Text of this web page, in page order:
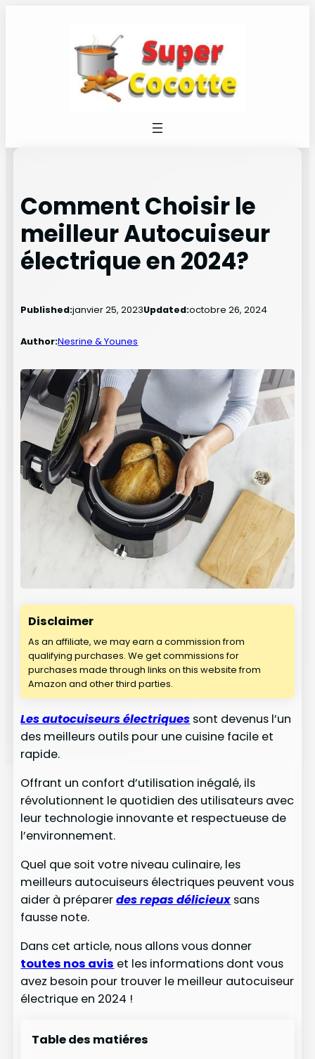
Comment Choisir le
meilleur Autocuiseur
électrique en 2024?
Published:janvier 25, 2023Updated:octobre 26, 2024
Author:Nesrine & Younes
Disclaimer
As an affiliate, we may earn a commission from
qualifying purchases. We get commissions for
purchases made through links on this website from
Amazon and other third parties.
Les autocuiseurs électriques sont devenus l’un
des meilleurs outils pour une cuisine facile et
rapide.
Offrant un confort d’utilisation inégalé, ils
révolutionnent le quotidien des utilisateurs avec
leur technologie innovante et respectueuse de
l’environnement.
Quel que soit votre niveau culinaire, les
meilleurs autocuiseurs électriques peuvent vous
aider à préparerdes repas délicieux sans
fausse note.
Dans cet article, nous allons vous donner
toutes nos avis et les informations dont vous
avez besoin pour trouver le meilleur autocuiseur
électrique en 2024 !
Table des matiéres